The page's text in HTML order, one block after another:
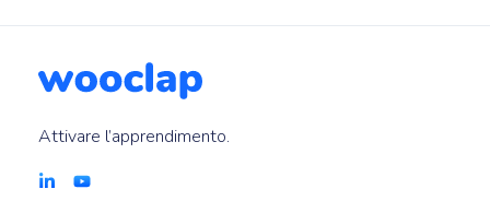
Attivare l’apprendimento.